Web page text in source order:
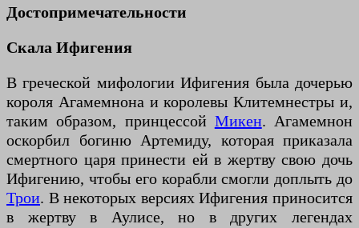
Достопримечательности
Скала Ифигения
В греческой мифологии Ифигения была дочерью
короля Агамемнона и королевы Клитемнестры и,
таким образом, принцессой Микен. Агамемнон
оскорбил богиню Артемиду, которая приказала
смертного царя принести ей в жертву свою дочь
Ифигению, чтобы его корабли смогли доплыть до
Трои. В некоторых версиях Ифигения приносится
в жертву в Аулисе, но в других легендах